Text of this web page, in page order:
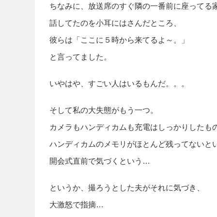
ちなみに、放送席のすぐ隣の一番前に座ってる
話してたのを小耳にはさんだところ、
彼らは「ここに５時から来てるよ～。」
と言ってました。
いやはや、すごい人はいるもんだ。。。
そして私の大失態がもう一つ。
カメラもハンディカムも充電はしっかりしたも
ハンディカムのメモリがほとんど残ってないと
開会式直前で気づくという…
というか、撮ろうとした夫がそれに気づき、
大激怒で指摘…